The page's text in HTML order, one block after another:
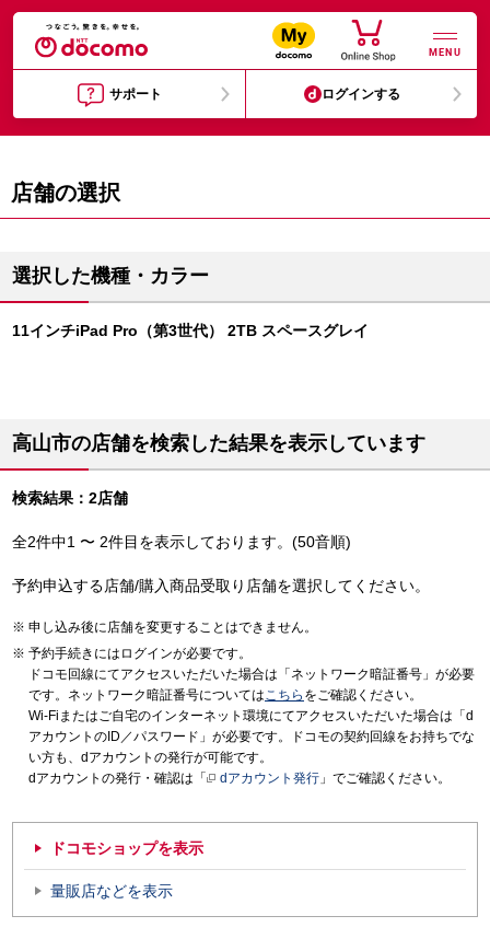
MENU
サポート ログインする
店舗の選択
選択した機種・カラー
11インチiPad Pro（第3世代） 2TB スペースグレイ
高山市の店舗を検索した結果を表示しています
検索結果：2店舗
全2件中1 〜 2件目を表示しております。(50音順)
予約申込する店舗/購入商品受取り店舗を選択してください。
申し込み後に店舗を変更することはできません。
予約手続きにはログインが必要です。
ドコモ回線にてアクセスいただいた場合は「ネットワーク暗証番号」が必要
です。ネットワーク暗証番号についてはこちら をご確認ください。
Wi-Fiまたはご自宅のインターネット環境にてアクセスいただいた場合は「d
アカウントのID／パスワード」が必要です。ドコモの契約回線をお持ちでな
い方も、dアカウントの発行が可能です。
dアカウントの発行・確認は「
dアカウント発行 」でご確認ください。
ドコモショップを表示
量販店などを表示